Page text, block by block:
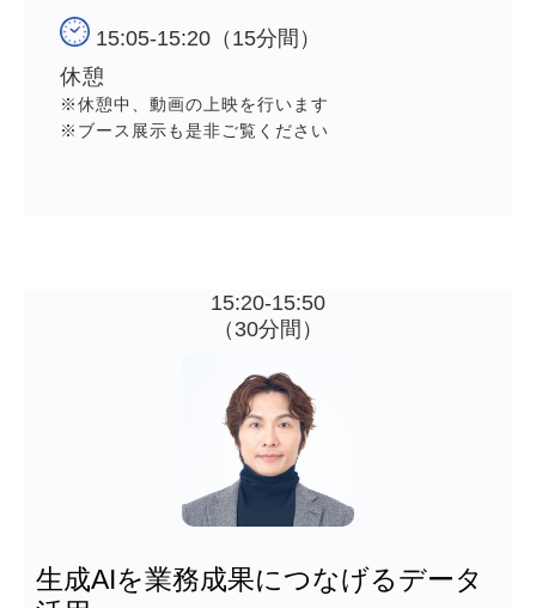
15:05-15:20（15分間）
休憩
※休憩中、動画の上映を行います
※ブース展示も是非ご覧ください
15:20-15:50
（30分間）
生成AIを業務成果につなげるデータ